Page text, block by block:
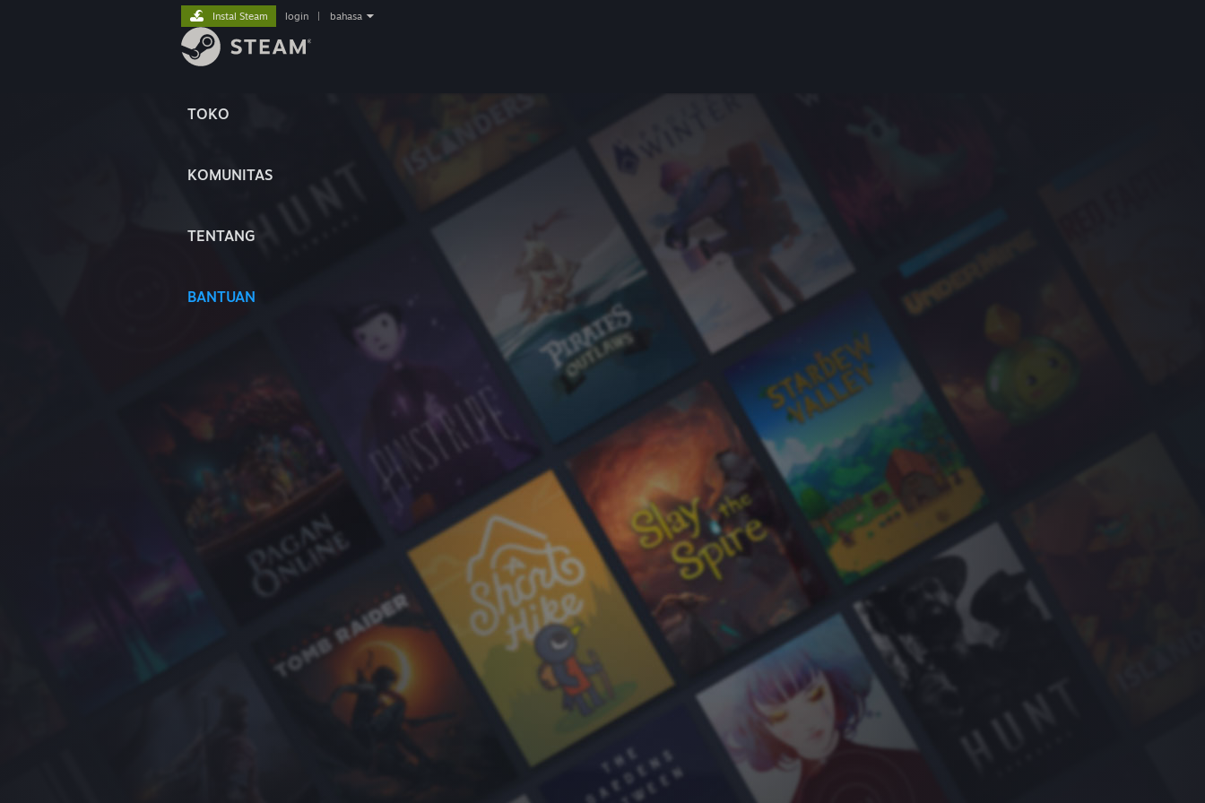
TOKO
KOMUNITAS
TENTANG
BANTUAN
Instal Steam login bahasa